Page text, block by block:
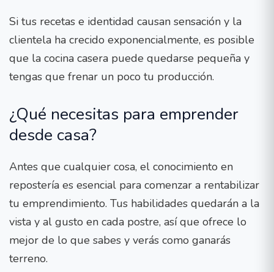
Si tus recetas e identidad causan sensación y la
clientela ha crecido exponencialmente, es posible
que la cocina casera puede quedarse pequeña y
tengas que frenar un poco tu producción.
¿Qué necesitas para emprender
desde casa?
Antes que cualquier cosa, el conocimiento en
repostería es esencial para comenzar a rentabilizar
tu emprendimiento. Tus habilidades quedarán a la
vista y al gusto en cada postre, así que ofrece lo
mejor de lo que sabes y verás como ganarás
terreno.